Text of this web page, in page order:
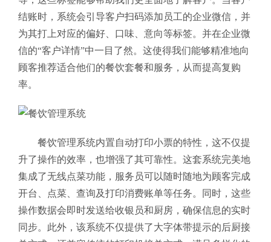
结账时，系统会引导客户扫码添加员工的企业微信，并
为其打上对应的偏好、口味、意向等标签。并在企业微
信的“客户详情”中一目了然。这使得我们能够精准地向
顾客推荐适合他们的餐饮套餐和服务，从而提高复购
率。
餐饮管理系统内置自动打印小票的特性，这不仅提
升了操作的效率，也增强了其可靠性。这套系统完美地
集成了无线点菜功能，服务员可以随时随地为顾客完成
开台、点菜、查询及打印消费账单等任务。同时，这些
操作数据会即时发送给收银员和厨房，确保信息的实时
同步。 此外，该系统不仅提供了大字体带提示的后厨接